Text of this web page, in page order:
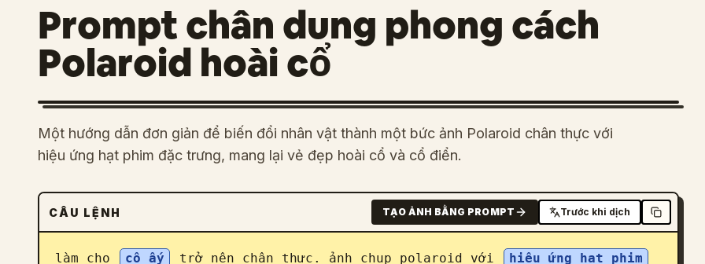
Prompt chân dung phong cách
Polaroid hoài cổ
Một hướng dẫn đơn giản để biến đổi nhân vật thành một bức ảnh Polaroid chân thực với
hiệu ứng hạt phim đặc trưng, mang lại vẻ đẹp hoài cổ và cổ điển.
CÂU LỆNH TẠO ẢNH BẰNG PROMPT Trước khi dịch
làm cho cô ấy trở nên chân thực. ảnh chụp polaroid với hiệu ứng hạt phim